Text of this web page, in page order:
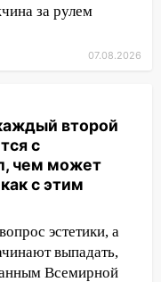
брата: в
дело на
Ульяновске
и ограбил:
движение
за рулем
07.08.2026
второй
с
чем может
с этим
эстетики, а
выпадать,
Всемирной